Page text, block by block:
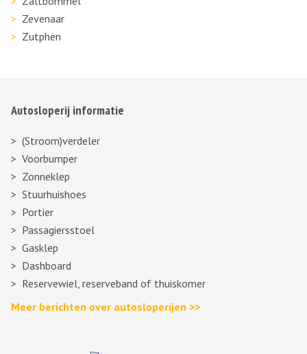
Zevenaar
Zutphen
Autosloperij informatie
(Stroom)verdeler
Voorbumper
Zonneklep
Stuurhuishoes
Portier
Passagiersstoel
Gasklep
Dashboard
Reservewiel, reserveband of thuiskomer
Meer berichten over autosloperijen >>